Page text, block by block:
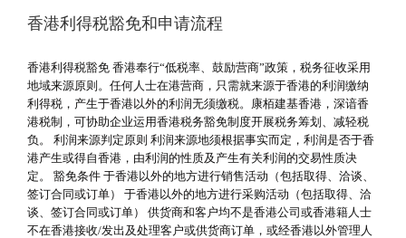
香港利得税豁免和申请流程
香港利得税豁免 香港奉行“低税率、鼓励营商”政策，税务征收采用
地域来源原则。任何人士在港营商，只需就来源于香港的利润缴纳
利得税，产生于香港以外的利润无须缴税。康栢建基香港，深谙香
港税制，可协助企业运用香港税务豁免制度开展税务筹划、减轻税
负。 利润来源判定原则 利润来源地须根据事实而定，利润是否于香
港产生或得自香港，由利润的性质及产生有关利润的交易性质决
定。 豁免条件 于香港以外的地方进行销售活动（包括取得、洽谈、
签订合同或订单） 于香港以外的地方进行采购活动（包括取得、洽
谈、签订合同或订单） 供货商和客户均不是香港公司或香港籍人士
不在香港接收/发出及处理客户或供货商订单，或经香港以外管理人